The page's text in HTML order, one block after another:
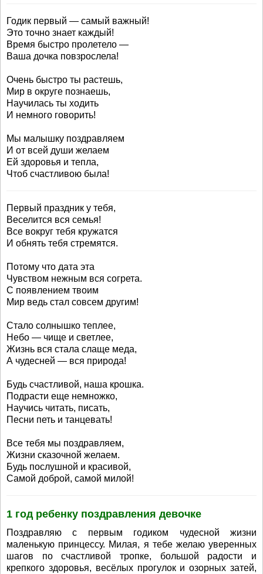
Годик первый — самый важный!
Это точно знает каждый!
Время быстро пролетело —
Ваша дочка повзрослела!
Очень быстро ты растешь,
Мир в округе познаешь,
Научилась ты ходить
И немного говорить!
Мы малышку поздравляем
И от всей души желаем
Ей здоровья и тепла,
Чтоб счастливою была!
Первый праздник у тебя,
Веселится вся семья!
Все вокруг тебя кружатся
И обнять тебя стремятся.
Потому что дата эта
Чувством нежным вся согрета.
С появлением твоим
Мир ведь стал совсем другим!
Стало солнышко теплее,
Небо — чище и светлее,
Жизнь вся стала слаще меда,
А чудесней — вся природа!
Будь счастливой, наша крошка.
Подрасти еще немножко,
Научись читать, писать,
Песни петь и танцевать!
Все тебя мы поздравляем,
Жизни сказочной желаем.
Будь послушной и красивой,
Самой доброй, самой милой!
1 год ребенку поздравления девочке
Поздравляю с первым годиком чудесной жизни
маленькую принцессу. Милая, я тебе желаю уверенных
шагов по счастливой тропке, большой радости и
крепкого здоровья, весёлых прогулок и озорных затей,